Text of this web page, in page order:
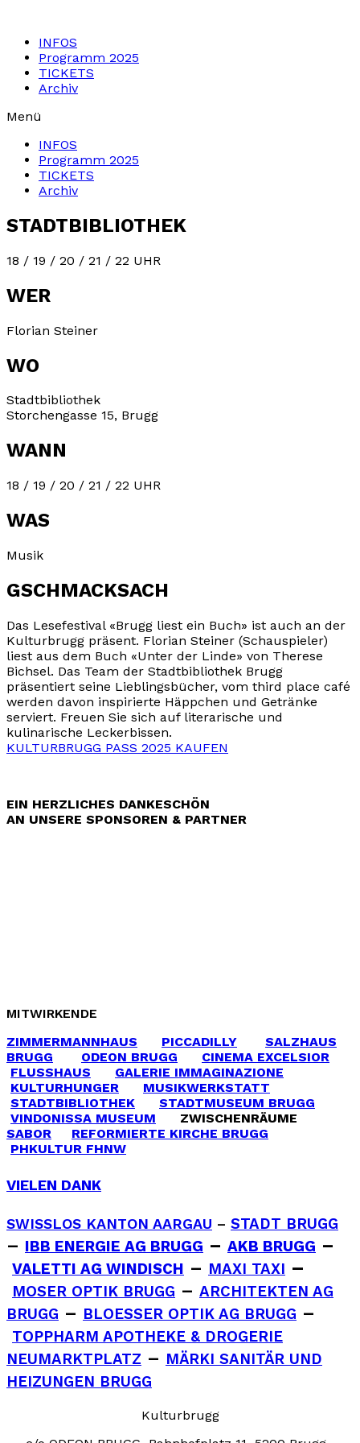
springenINFOS
Programm 2025
TICKETS
Archiv
Menü
INFOS
Programm 2025
TICKETS
Archiv
STADTBIBLIOTHEK
18 / 19 / 20 / 21 / 22 UHR
WER
Florian Steiner
WO
Stadtbibliothek
Storchengasse 15, Brugg
WANN
18 / 19 / 20 / 21 / 22 UHR
WAS
Musik
GSCHMACKSACH
Das Lesefestival «Brugg liest ein Buch» ist auch an der
Kulturbrugg präsent. Florian Steiner (Schauspieler)
liest aus dem Buch «Unter der Linde» von Therese
Bichsel. Das Team der Stadtbibliothek Brugg
präsentiert seine Lieblingsbücher, vom third place café
werden davon inspirierte Häppchen und Getränke
serviert. Freuen Sie sich auf literarische und
kulinarische Leckerbissen.
KULTURBRUGG PASS 2025 KAUFEN
EIN HERZLICHES DANKESCHÖN
AN UNSERE SPONSOREN & PARTNER
MITWIRKENDE
ZIMMERMANNHAUS
PICCADILLY
SALZHAUS
BRUGG
ODEON BRUGG
CINEMA EXCELSIOR
FLUSSHAUS
GALERIE IMMAGINAZIONE
KULTURHUNGER
MUSIKWERKSTATT
STADTBIBLIOTHEK
STADTMUSEUM BRUGG
VINDONISSA MUSEUM ZWISCHENRÄUME
SABOR
REFORMIERTE KIRCHE BRUGG
PHKULTUR FHNW
VIELEN DANK
SWISSLOS KANTON AARGAU – STADT BRUGG
– IBB ENERGIE AG BRUGG – AKB BRUGG –
VALETTI AG WINDISCH – MAXI TAXI –
MOSER OPTIK BRUGG – ARCHITEKTEN AG
BRUGG – BLOESSER OPTIK AG BRUGG –
TOPPHARM APOTHEKE & DROGERIE
NEUMARKTPLATZ – MÄRKI SANITÄR UND
HEIZUNGEN BRUGG
Kulturbrugg